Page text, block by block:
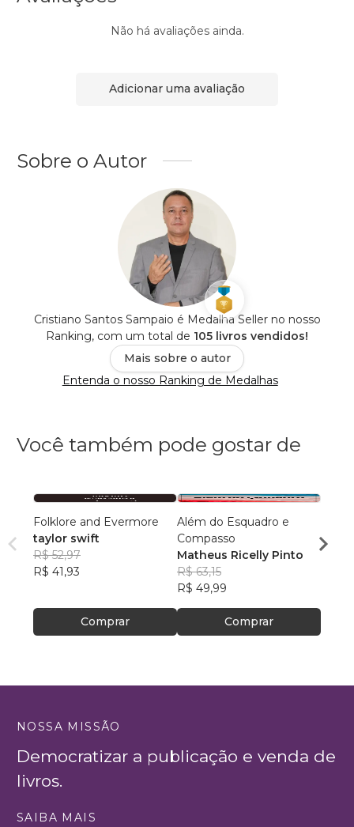
Não há avaliações ainda.
Adicionar uma avaliação
Sobre o Autor
Cristiano Santos Sampaio é Medalha Seller no nosso
Ranking, com um total de 105 livros vendidos!
Mais sobre o autor
Entenda o nosso Ranking de Medalhas
Você também pode gostar de
Folklore and Evermore
taylor swift
R$ 52,97
R$ 41,93
Comprar
Além do Esquadro e
Compasso
Matheus Ricelly Pinto
R$ 63,15
R$ 49,99
Comprar
Ana
R$
NOSSA MISSÃO
Democratizar a publicação e venda de
livros.
SAIBA MAIS